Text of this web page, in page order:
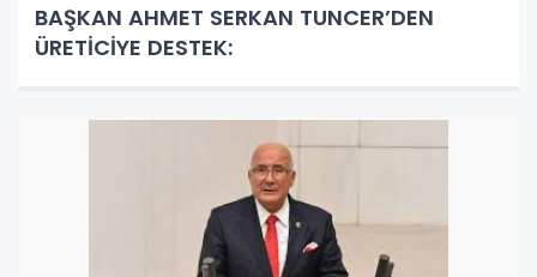
BAŞKAN AHMET SERKAN TUNCER’DEN
ÜRETİCİYE DESTEK: